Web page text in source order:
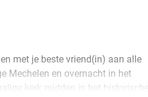
met je beste vriend(in) aan alle
Mechelen en overnacht in het
kerk midden in het historische